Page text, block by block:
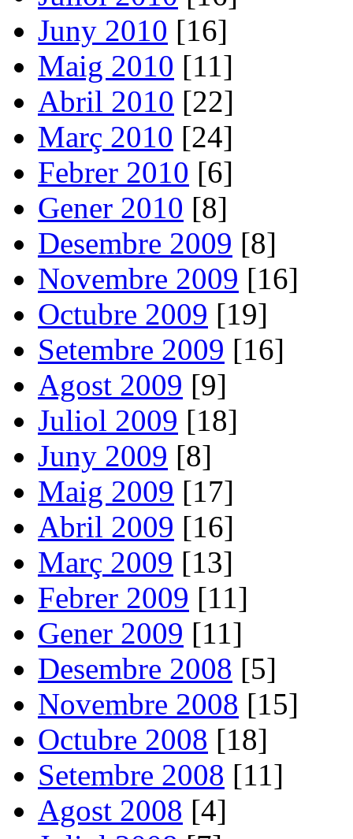
Juny 2010 [16]
Maig 2010 [11]
Abril 2010 [22]
Març 2010 [24]
Febrer 2010 [6]
Gener 2010 [8]
Desembre 2009 [8]
Novembre 2009 [16]
Octubre 2009 [19]
Setembre 2009 [16]
Agost 2009 [9]
Juliol 2009 [18]
Juny 2009 [8]
Maig 2009 [17]
Abril 2009 [16]
Març 2009 [13]
Febrer 2009 [11]
Gener 2009 [11]
Desembre 2008 [5]
Novembre 2008 [15]
Octubre 2008 [18]
Setembre 2008 [11]
Agost 2008 [4]